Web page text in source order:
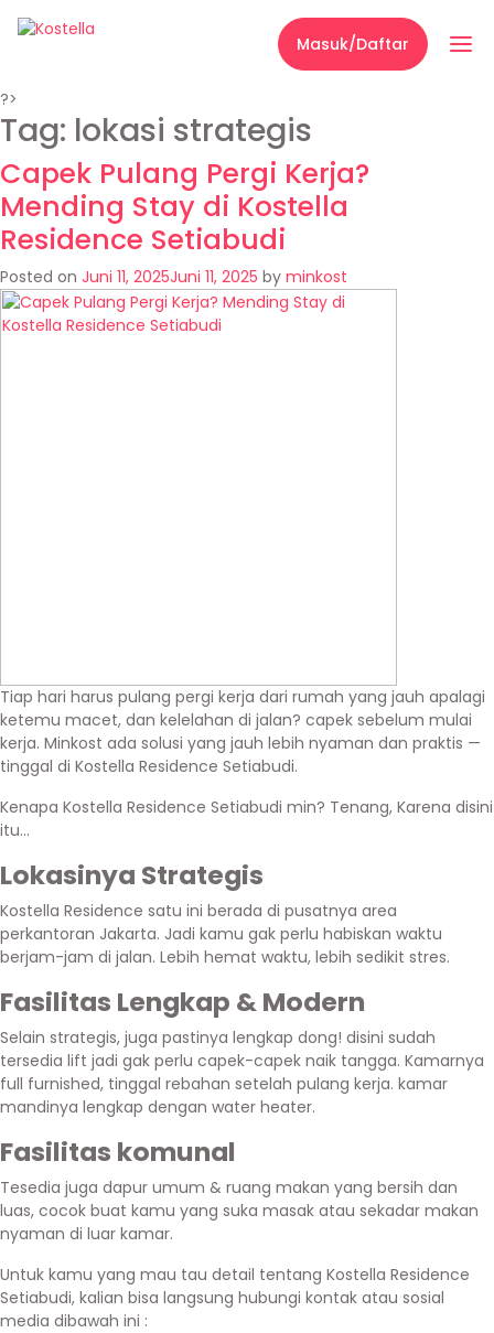
?>
Masuk/Daftar
Tag: lokasi strategis
Capek Pulang Pergi Kerja?
Mending Stay di Kostella
Residence Setiabudi
Posted on Juni 11, 2025Juni 11, 2025 by minkost
Tiap hari harus pulang pergi kerja dari rumah yang jauh apalagi
ketemu macet, dan kelelahan di jalan? capek sebelum mulai
kerja. Minkost ada solusi yang jauh lebih nyaman dan praktis —
tinggal di Kostella Residence Setiabudi.
Kenapa Kostella Residence Setiabudi min? Tenang, Karena disini
itu…
Lokasinya Strategis
Kostella Residence satu ini berada di pusatnya area
perkantoran Jakarta. Jadi kamu gak perlu habiskan waktu
berjam-jam di jalan. Lebih hemat waktu, lebih sedikit stres.
Fasilitas Lengkap & Modern
Selain strategis, juga pastinya lengkap dong! disini sudah
tersedia lift jadi gak perlu capek-capek naik tangga. Kamarnya
full furnished, tinggal rebahan setelah pulang kerja. kamar
mandinya lengkap dengan water heater.
Fasilitas komunal
Tesedia juga dapur umum & ruang makan yang bersih dan
luas, cocok buat kamu yang suka masak atau sekadar makan
nyaman di luar kamar.
Untuk kamu yang mau tau detail tentang Kostella Residence
Setiabudi, kalian bisa langsung hubungi kontak atau sosial
media dibawah ini :